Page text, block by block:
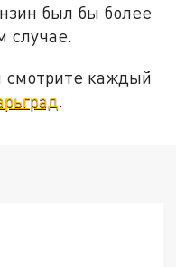
был бы более
случае.
смотрите каждый